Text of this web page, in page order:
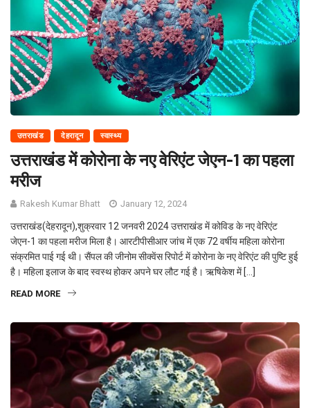
उत्तराखंड देहरादून स्वास्थ्य
उत्तराखंड में कोरोना के नए वेरिएंट जेएन-1 का पहला
मरीज
Rakesh Kumar Bhatt January 12, 2024
उत्तराखंड(देहरादून),शुक्रवार 12 जनवरी 2024 उत्तराखंड में कोविड के नए वेरिएंट
जेएन-1 का पहला मरीज मिला है। आरटीपीसीआर जांच में एक 72 वर्षीय महिला कोरोना
संक्रमित पाई गई थी। सैंपल की जीनोम सीक्वेंस रिपोर्ट में कोरोना के नए वेरिएंट की पुष्टि हुई
है। महिला इलाज के बाद स्वस्थ होकर अपने घर लौट गई है। ऋषिकेश में […]
READ MORE